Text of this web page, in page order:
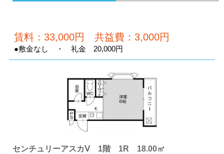
賃料：33,000円 共益費：3,000円
●敷金なし ・ 礼金 20,000円
センチュリーアスカⅤ 1階 1R 18.00㎡